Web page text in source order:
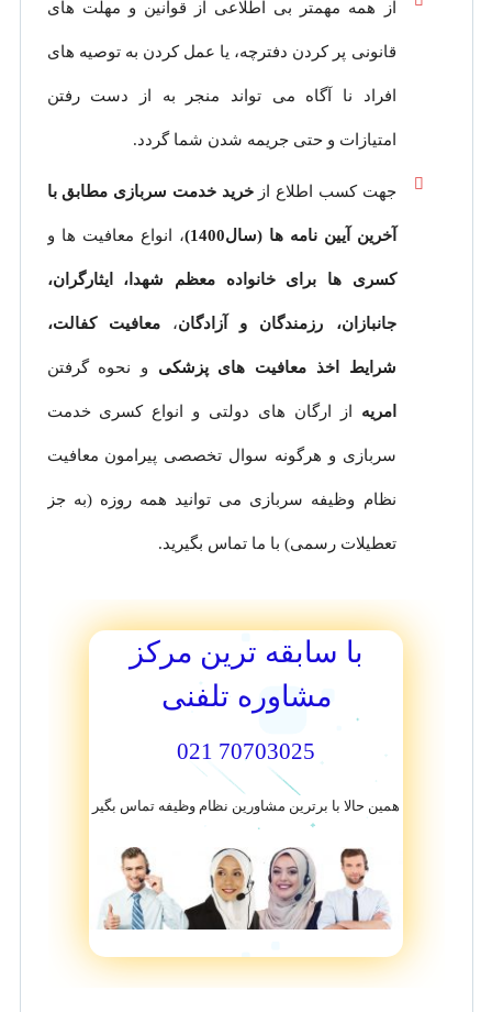
از همه مهمتر بی اطلاعی از قوانین و مهلت های
قانونی پر کردن دفترچه، یا عمل کردن به توصیه های
افراد نا آگاه می تواند منجر به از دست رفتن
امتیازات و حتی جریمه شدن شما گردد.
جهت کسب اطلاع از خرید خدمت سربازی مطابق با
آخرین آیین نامه ها (سال1400) ، انواع معافیت ها و
کسری ها برای خانواده معظم شهدا، ایثارگران،
جانبازان، رزمندگان و آزادگان،معافیت کفالت،
شرایط اخذ معافیت های پزشکی و نحوه گرفتن
امریه از ارگان های دولتی و انواع کسری خدمت
سربازی و هرگونه سوال تخصصی پیرامون معافیت
نظام وظیفه سربازی می توانید همه روزه (به جز
تعطیلات رسمی) با ما تماس بگیرید.
با سابقه ترین مرکز
مشاوره تلفنی
70703025 021
همین حالا با برترین مشاورین نظام وظیفه تماس بگیر